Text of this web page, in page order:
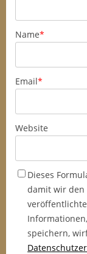
Name*
Email*
Website
Dieses
damit wir den
speichern,